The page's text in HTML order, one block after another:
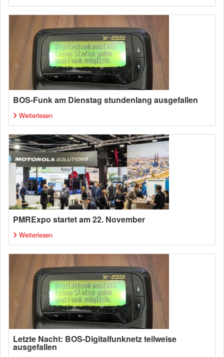
BOS-Funk am Dienstag stundenlang ausgefallen
Weiterlesen
PMRExpo startet am 22. November
Weiterlesen
Letzte Nacht: BOS-Digitalfunknetz teilweise
ausgefallen